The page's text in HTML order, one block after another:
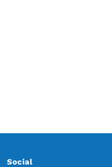
Social